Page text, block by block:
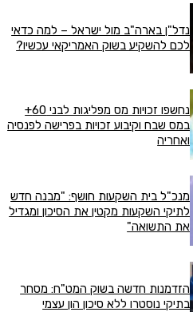
נדל"ן בארה"ב מול ישראל – למה כדאי
לכם להשקיע בשוק האמריקאי עכשיו?
נחשפו זכויות מס מפליגות לבני 60+
במס שבח וקיבוע זכויות בפרישה לפנסיה
ואחריה
מנכ"ל בית השקעות חושף: "מבנה חדש
לתיקי השקעות מקטין את הסיכון ומגדיל
את התשואה"
הזדמנות חדשה בשוק המט"ח: מסחר
בתיקי נוסטרו ללא סיכון הון עצמי